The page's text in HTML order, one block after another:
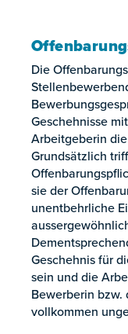
Die
Geschehnisse
Arbeitgeberin
Grundsätzlich
sie der
unentbehrliche
Geschehnis für
sein und die
Bewerberin
vollkommen